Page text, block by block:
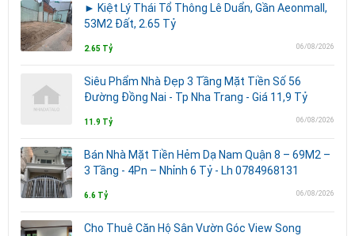
► Kiệt Lý Thái Tổ Thông Lê Duẩn, Gần Aeonmall,
53M2 Đất, 2.65 Tỷ
2.65 Tỷ 06/08/2026
Siêu Phẩm Nhà Đẹp 3 Tầng Mặt Tiền Số 56
Đường Đồng Nai - Tp Nha Trang - Giá 11,9 Tỷ
11.9 Tỷ 06/08/2026
Bán Nhà Mặt Tiền Hẻm Dạ Nam Quận 8 – 69M2 –
3 Tầng - 4Pn – Nhỉnh 6 Tỷ - Lh 0784968131
6.6 Tỷ 06/08/2026
Cho Thuê Căn Hộ Sân Vườn Góc View Song